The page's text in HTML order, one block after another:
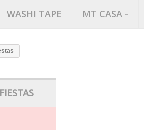
WASHI TAPE MT CASA -